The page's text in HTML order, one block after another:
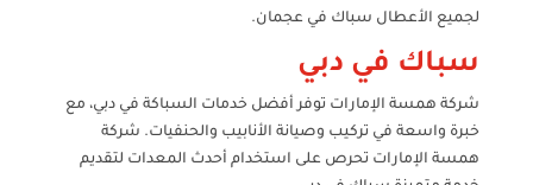
لجميع الأعطال سباك في عجمان.
سباك في دبي
شركة همسة الإمارات توفر أفضل خدمات السباكة في دبي، مع
خبرة واسعة في تركيب وصيانة الأنابيب والحنفيات. شركة
همسة الإمارات تحرص على استخدام أحدث المعدات لتقديم